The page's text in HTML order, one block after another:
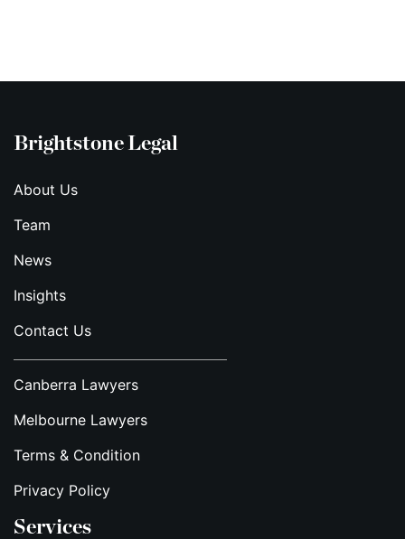
Brightstone Legal
About Us
Team
News
Insights
Contact Us
Canberra Lawyers
Melbourne Lawyers
Terms & Condition
Privacy Policy
Services